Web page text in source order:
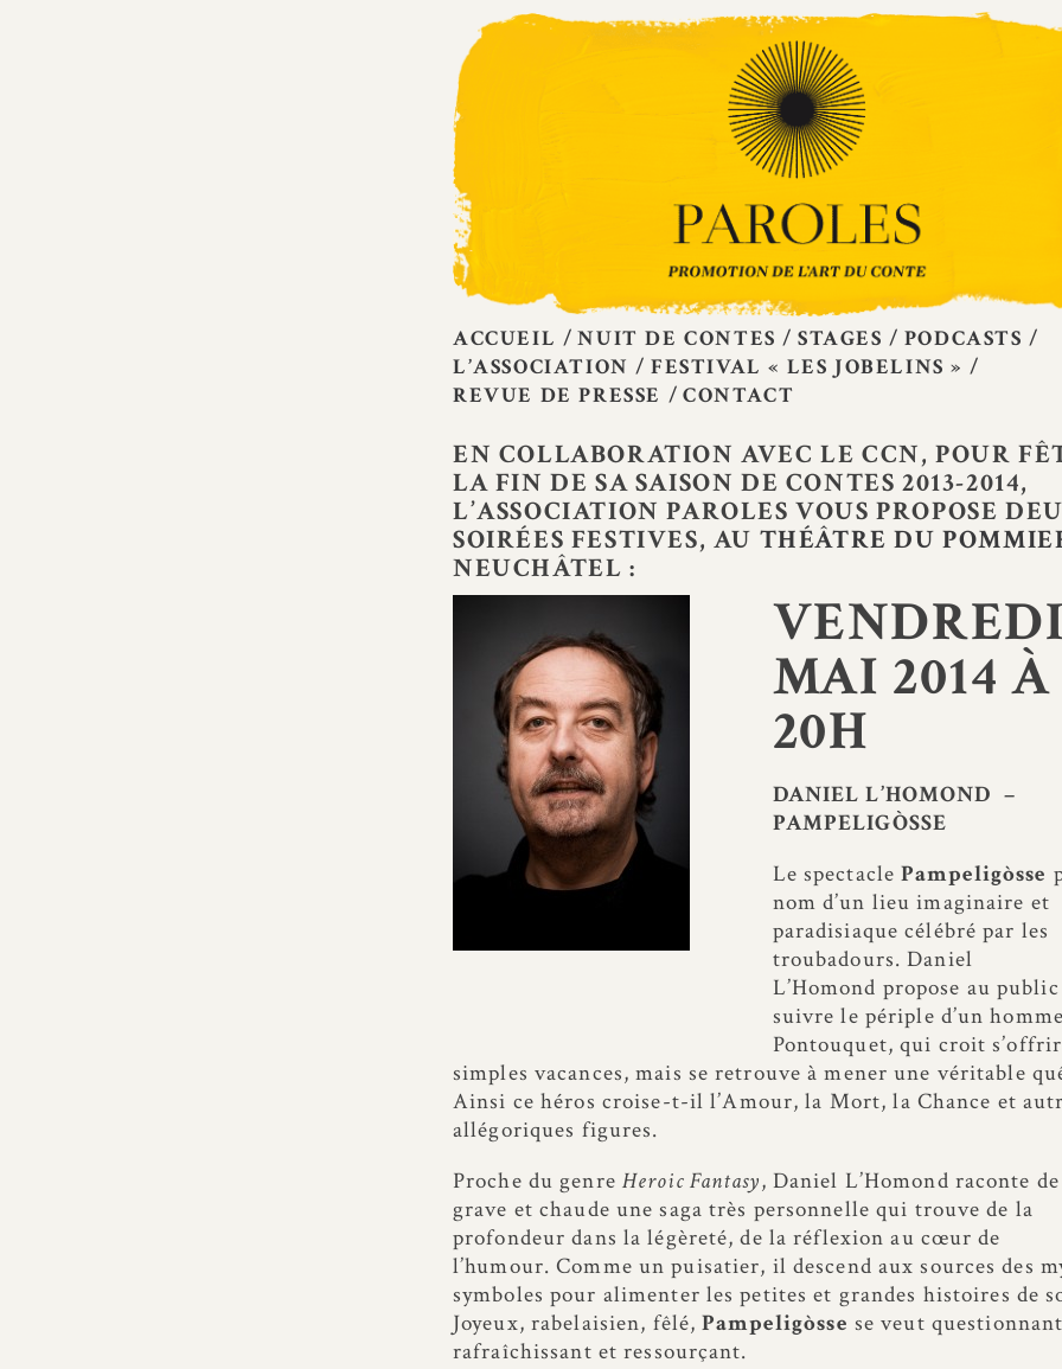
ACCUEIL NUIT DE CONTES STAGES
PODCASTS
L’ASSOCIATION
FESTIVAL « LES JOBELINS »
REVUE DE PRESSE
CONTACT
EN COLLABORATION AVEC LE CCN, POUR
LA FIN DE SA SAISON DE CONTES 2013-2014,
L’ASSOCIATION PAROLES VOUS PROPOSE
SOIRÉES FESTIVES, AU THÉÂTRE DU
NEUCHÂTEL :
MAI 2014 À
20H
DANIEL L’HOMOND –
PAMPELIGÒSSE
Le spectaclePampeligòsse
nom d’un lieu imaginaire et
paradisiaque célébré par les
troubadours. Daniel
L’Homond propose au
suivre le périple d’un
Pontouquet, qui croit
simples vacances, mais se retrouve à mener une véritable
Ainsi ce héros croise-t-il l’Amour, la Mort, la Chance et
allégoriques figures.
Proche du genre Heroic Fantasy, Daniel L’Homond raconte
grave et chaude une saga très personnelle qui trouve de la
profondeur dans la légèreté, de la réflexion au cœur de
l’humour. Comme un puisatier, il descend aux sources des
symboles pour alimenter les petites et grandes histoires de
Joyeux, rabelaisien, fêlé,Pampeligòsse se veut
rafraîchissant et ressourçant.